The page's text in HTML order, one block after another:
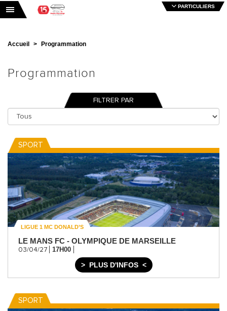
Toggle navigation
PARTICULIERS
Accueil Programmation
Programmation
FILTRER PAR
SPORT
LIGUE 1 MC DONALD’S
LE MANS FC - OLYMPIQUE DE MARSEILLE
03/04/27 17H00
PLUS D'INFOS
SPORT